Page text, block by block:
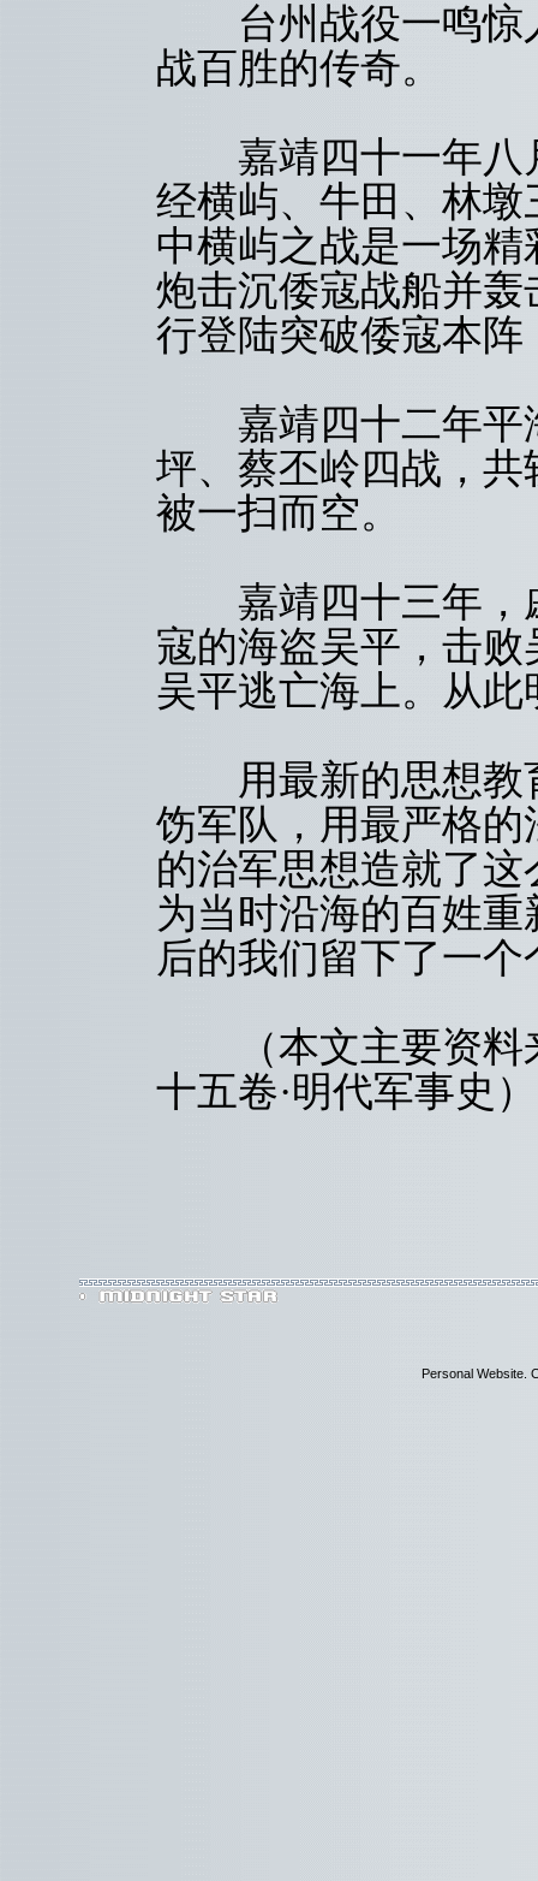
台州战役一鸣惊
战百胜的传奇。
嘉靖四十一年八
经横屿、牛田、林
中横屿之战是一场
炮击沉倭寇战船并
行登陆突破倭寇本
嘉靖四十二年平
坪、蔡丕岭四战，
被一扫而空。
嘉靖四十三年，
寇的海盗吴平，击
吴平逃亡海上。从
用最新的思想教
饬军队，用最严格
的治军思想造就了
为当时沿海的百姓
后的我们留下了一
（本文主要资料
十五卷·明代军事史）
Personal Website.